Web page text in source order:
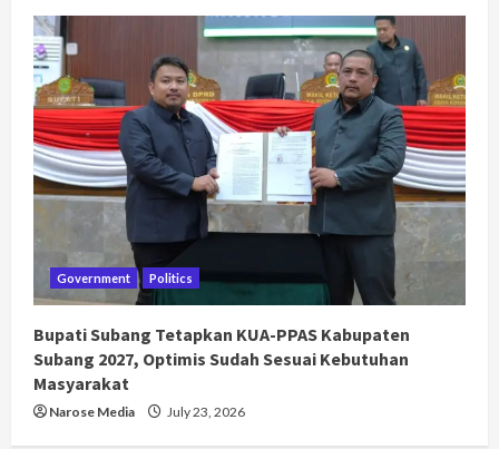
Government Politics
Bupati Subang Tetapkan KUA-PPAS Kabupaten
Subang 2027, Optimis Sudah Sesuai Kebutuhan
Masyarakat
Narose Media July 23, 2026